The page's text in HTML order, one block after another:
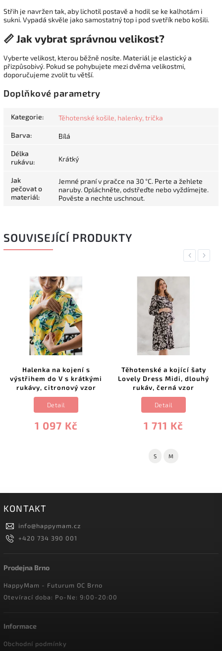
Střih je navržen tak, aby lichotil postavě a hodil se ke kalhotám i
sukni. Vypadá skvěle jako samostatný top i pod svetřík nebo košili.
📏 Jak vybrat správnou velikost?
Vyberte velikost, kterou běžně nosíte. Materiál je elastický a
přizpůsobivý. Pokud se pohybujete mezi dvěma velikostmi,
doporučujeme zvolit tu větší.
Doplňkové parametry
Kategorie: Těhotenské košile, halenky, trička
Barva: Bílá
Délka
rukávu: Krátký
Jak
pečovat o
materiál:
Jemné praní v pračce na 30 °C. Perte a žehlete
naruby. Opláchněte, odstřeďte nebo vyždímejte.
Pověste a nechte uschnout.
SOUVISEJÍCÍ PRODUKTY
Previous
Halenka na kojení s
výstřihem do V s krátkými
rukávy, citronový vzor
1 097 Kč
Detail
Těhotenské a kojící šaty
Lovely Dress Midi, dlouhý
rukáv, černá vzor
1 711 Kč
Detail
S M
Next
KONTAKT
info@happymam.cz
+420 734 390 001
Prodejna Brno
HappyMam - Futurum OC Brno
Otevírací doba: Po-Ne: 9:00-20:00
Informace
Obchodní podmínky